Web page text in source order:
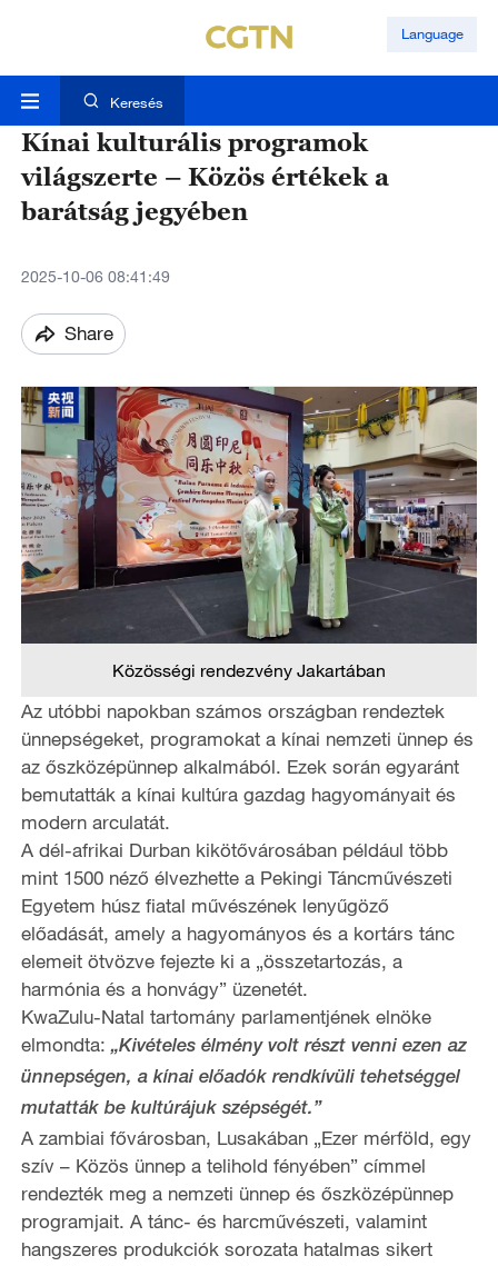
Language
Keresés
Kínai kulturális programok
világszerte – Közös értékek a
barátság jegyében
2025-10-06 08:41:49
Share
Közösségi rendezvény Jakartában
Az utóbbi napokban számos országban rendeztek
ünnepségeket, programokat a kínai nemzeti ünnep és
az őszközépünnep alkalmából. Ezek során egyaránt
bemutatták a kínai kultúra gazdag hagyományait és
modern arculatát.
A dél-afrikai Durban kikötővárosában például több
mint 1500 néző élvezhette a Pekingi Táncművészeti
Egyetem húsz fiatal művészének lenyűgöző
előadását, amely a hagyományos és a kortárs tánc
elemeit ötvözve fejezte ki a „összetartozás, a
harmónia és a honvágy” üzenetét.
KwaZulu-Natal tartomány parlamentjének elnöke
elmondta: „Kivételes élmény volt részt venni ezen az
ünnepségen, a kínai előadók rendkívüli tehetséggel
mutatták be kultúrájuk szépségét.”
A zambiai fővárosban, Lusakában „Ezer mérföld, egy
szív – Közös ünnep a telihold fényében” címmel
rendezték meg a nemzeti ünnep és őszközépünnep
programjait. A tánc- és harcművészeti, valamint
hangszeres produkciók sorozata hatalmas sikert